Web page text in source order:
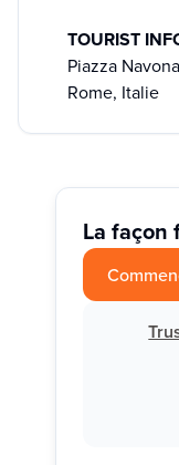
TOURIST
Piazza
Rome, Italie
La façon